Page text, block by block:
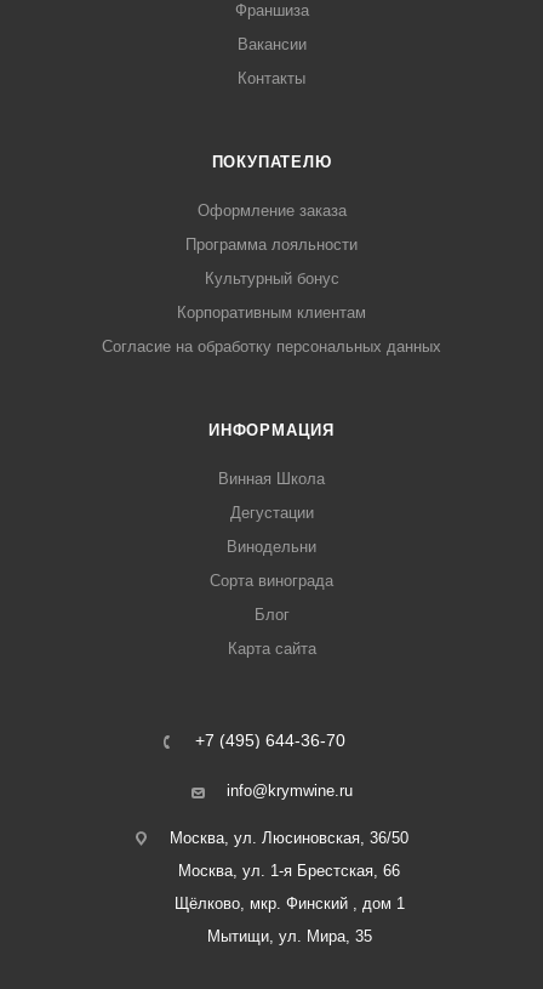
Франшиза
Вакансии
Контакты
ПОКУПАТЕЛЮ
Оформление заказа
Программа лояльности
Культурный бонус
Корпоративным клиентам
Согласие на обработку персональных данных
ИНФОРМАЦИЯ
Винная Школа
Дегустации
Винодельни
Сорта винограда
Блог
Карта сайта
+7 (495) 644-36-70
info@krymwine.ru
Москва, ул. Люсиновская, 36/50
Москва, ул. 1-я Брестская, 66
Щёлково, мкр. Финский , дом 1
Мытищи, ул. Мира, 35